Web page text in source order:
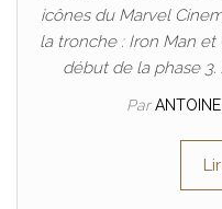
icônes du Marvel
la tronche : Iron Man et
début de la phase
ParANTOINE